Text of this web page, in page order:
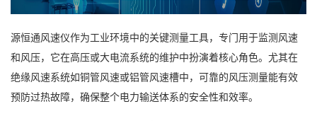
源恒通风速仪作为工业环境中的关键测量工具，专门用于监测风速
和风压，它在高压或大电流系统的维护中扮演着核心角色。尤其在
绝缘风速系统如铜管风速或铝管风速槽中，可靠的风压测量能有效
预防过热故障，确保整个电力输送体系的安全性和效率。